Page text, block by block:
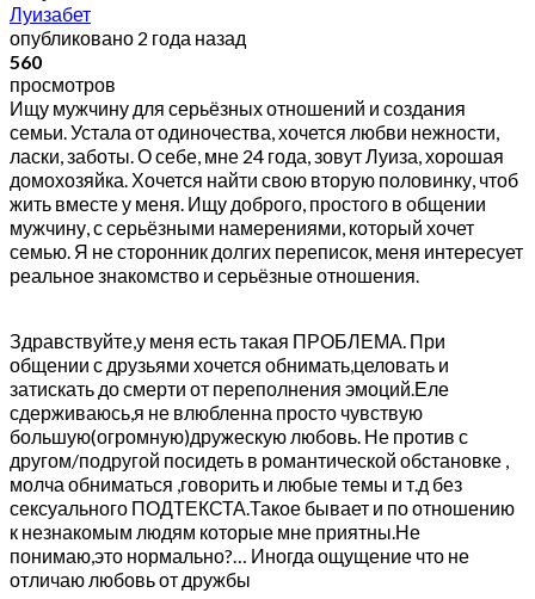
Луизабет
опубликовано 2 года назад
560
просмотров
Ищу мужчину для серьёзных отношений и создания
семьи. Устала от одиночества, хочется любви нежности,
ласки, заботы. О себе, мне 24 года, зовут Луиза, хорошая
домохозяйка. Хочется найти свою вторую половинку, чтоб
жить вместе у меня. Ищу доброго, простого в общении
мужчину, с серьёзными намерениями, который хочет
семью. Я не сторонник долгих переписок, меня интересует
реальное знакомство и серьёзные отношения.
Здравствуйте,у меня есть такая ПРОБЛЕМА. При
общении с друзьями хочется обнимать,целовать и
затискать до смерти от переполнения эмоций.Еле
сдерживаюсь,я не влюбленна просто чувствую
большую(огромную)дружескую любовь. Не против с
другом/подругой посидеть в романтической обстановке ,
молча обниматься ,говорить и любые темы и т.д без
сексуального ПОДТЕКСТА.Такое бывает и по отношению
к незнакомым людям которые мне приятны.Не
понимаю,это нормально?… Иногда ощущение что не
отличаю любовь от дружбы